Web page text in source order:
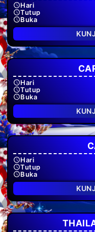
Hari
Tutup
Buka
Hari
Tutup
Buka
Hari
Tutup
Buka